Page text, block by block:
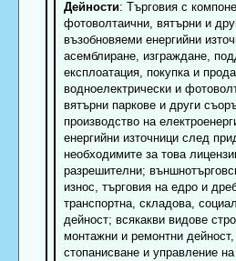
Дейности: Търговия с
фотоволтаични, вятърни и
възобновяеми енергийни
асемблиране, изграждане,
експлоатация, покупка и
водноелектрически и
вятърни паркове и други
производство на
енергийни източници след
необходимите за това
разрешителни;
износ, търговия на едро и
транспортна, складова,
дейност; всякакви видове
монтажни и ремонтни
стопанисване и управление